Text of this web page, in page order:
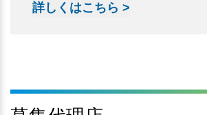
詳しくはこちら >